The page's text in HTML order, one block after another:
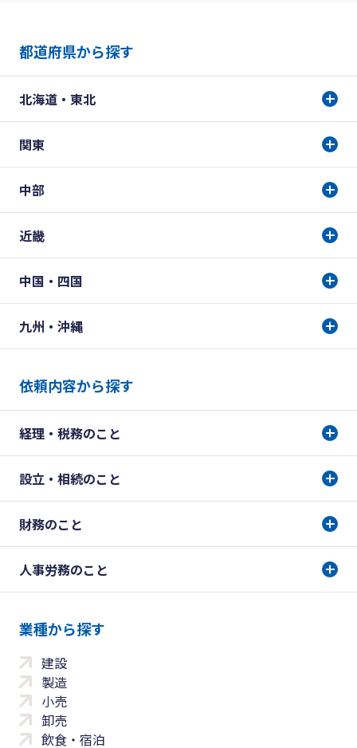
都道府県から探す
北海道・東北
関東
中部
近畿
中国・四国
九州・沖縄
依頼内容から探す
経理・税務のこと
設立・相続のこと
財務のこと
人事労務のこと
業種から探す
建設
製造
小売
卸売
飲食・宿泊